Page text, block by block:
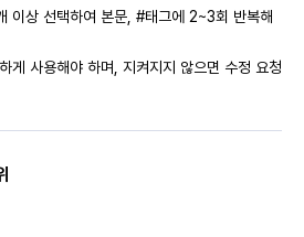
이상 선택하여 본문, #태그에 2~3회 반복해
게 사용해야 하며, 지켜지지 않으면 수정 요청